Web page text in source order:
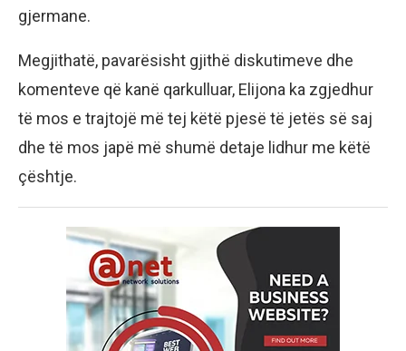
gjermane.
Megjithatë, pavarësisht gjithë diskutimeve dhe
komenteve që kanë qarkulluar, Elijona ka zgjedhur
të mos e trajtojë më tej këtë pjesë të jetës së saj
dhe të mos japë më shumë detaje lidhur me këtë
çështje.